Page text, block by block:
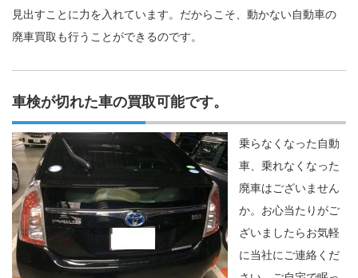
見出すことに力を入れています。だからこそ、動かない自動車の
廃車買取も行うことができるのです。
車検が切れた車の買取可能です。
乗らなくなった自動
車、乗れなくなった
廃車はございません
か。お心当たりがご
ざいましたらお気軽
に当社にご連絡くだ